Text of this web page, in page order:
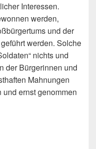
In­teressen.
werden,
und der
werden. Solche
nichts und
der Bürgerinnen und
Mahnungen
ernst genommen